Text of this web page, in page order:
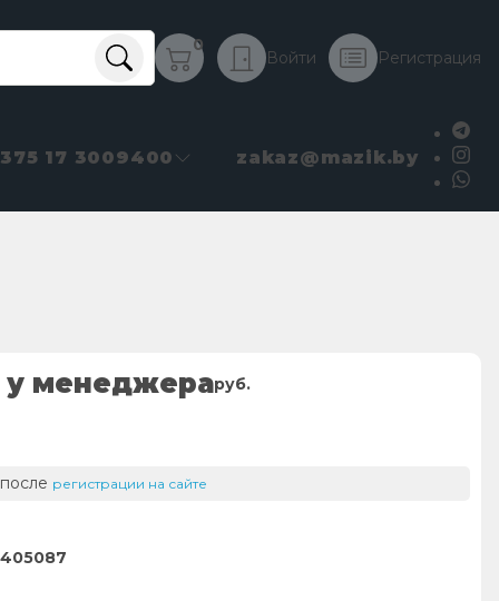
0
Войти Регистрация
17 3009400 zakaz@mazik.by
у менеджераруб.
регистрации на сайте